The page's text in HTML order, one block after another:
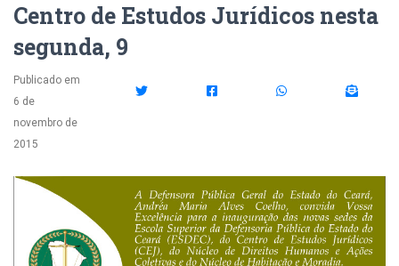
Centro de Estudos Jurídicos nesta
segunda, 9
Publicado em
6 de
novembro de
2015